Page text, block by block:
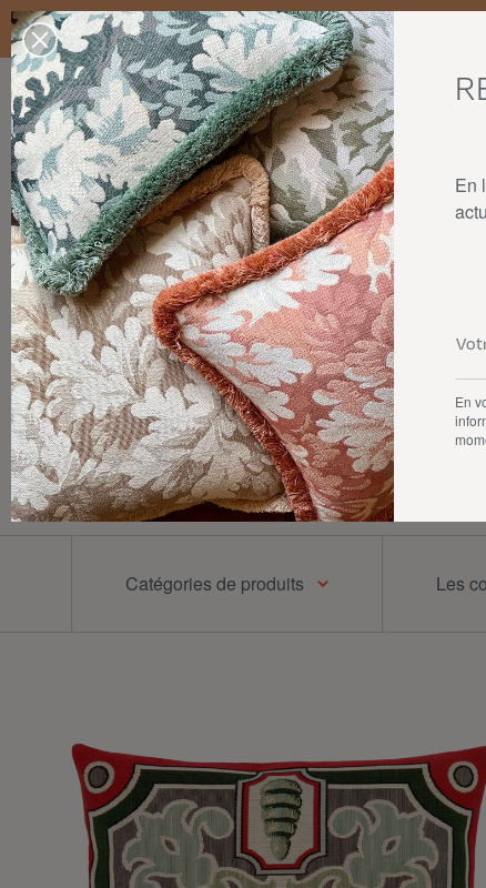
Livraison standard en France Métropolitaine, Belgique,
dans la limite des stocks disponibles.
Nos produits Collaborations La maison
Archives
Catégories de produits Les
En
En